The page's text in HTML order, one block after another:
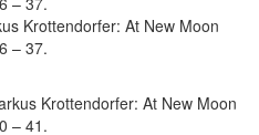
Krottendorfer: At New Moon
– 37.